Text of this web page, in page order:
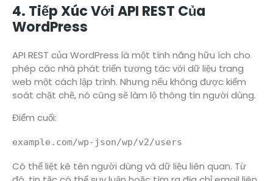
4. Tiếp Xúc Với API REST Của
WordPress
API REST của WordPress là một tính năng hữu ích cho
phép các nhà phát triển tương tác với dữ liệu trang
web một cách lập trình. Nhưng nếu không được kiểm
soát chặt chẽ, nó cũng sẽ làm lộ thông tin người dùng.
Điểm cuối:
Có thể liệt kê tên người dùng và dữ liệu liên quan. Từ